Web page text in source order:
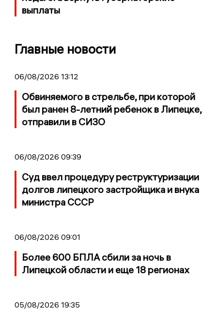
выплаты
Главные новости
06/08/2026 13:12
Обвиняемого в стрельбе, при которой
был ранен 8-летний ребенок в Липецке,
отправили в СИЗО
06/08/2026 09:39
Суд ввел процедуру реструктуризации
долгов липецкого застройщика и внука
министра СССР
06/08/2026 09:01
Более 600 БПЛА сбили за ночь в
Липецкой области и еще 18 регионах
05/08/2026 19:35